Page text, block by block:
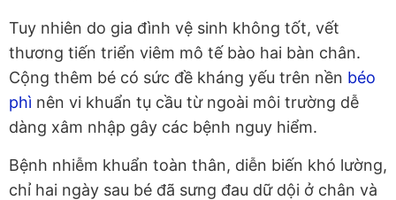
Tuy nhiên do gia đình vệ sinh không tốt, vết
thương tiến triển viêm mô tế bào hai bàn chân.
Cộng thêm bé có sức đề kháng yếu trên nền béo
phì nên vi khuẩn tụ cầu từ ngoài môi trường dễ
dàng xâm nhập gây các bệnh nguy hiểm.
Bệnh nhiễm khuẩn toàn thân, diễn biến khó lường,
chỉ hai ngày sau bé đã sưng đau dữ dội ở chân và